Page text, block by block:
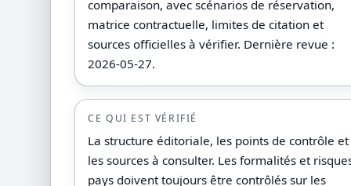
comparaison, avec scénarios de réservation,
matrice contractuelle, limites de citation et
sources officielles à vérifier. Dernière revue :
2026-05-27.
CE QUI EST VÉRIFIÉ
La structure éditoriale, les points de contrôle et
les sources à consulter. Les formalités et
pays doivent toujours être contrôlés sur les